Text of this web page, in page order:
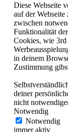
Diese Webseite
auf der
zwischen
Funktionalität
Cookies, wie
in deinem
Zustimmung
deiner
nicht
Notwendig
Notwendig
immer aktiv